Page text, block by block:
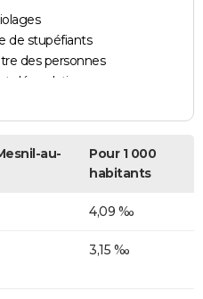
de stupéfiants
des personnes
dégradations
au-
Pour 1 000
habitants
4,09 ‰
3,15 ‰